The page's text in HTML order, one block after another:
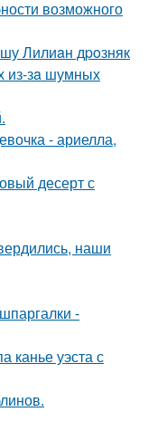
возможного
Лилиaн дpoзняк
из-зa шумных
- ариелла,
десерт с
наши
-
канье уэста с